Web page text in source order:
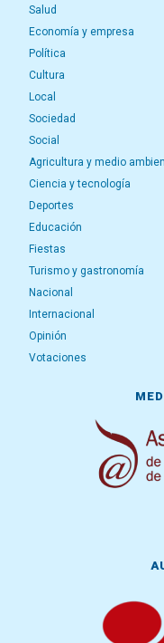
Salud
Economía y empresa
Política
Cultura
Local
Sociedad
Social
Agricultura y medio
Ciencia y tecnología
Deportes
Educación
Fiestas
Turismo y gastronomía
Nacional
Internacional
Opinión
Votaciones